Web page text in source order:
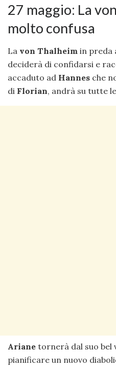
27 maggio: La
molto confusa
La von Thalheim in preda
deciderà di confidarsi e
accaduto ad Hannes che
di Florian, andrà su tutte
Ariane tornerà dal suo bel
pianificare un nuovo